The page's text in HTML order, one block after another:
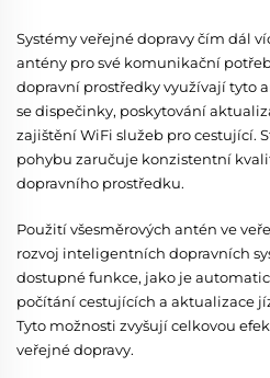
Systémy veřejné dopravy čím dál
antény pro své komunikační
dopravní prostředky využívají tyto
se dispečinky, poskytování
zajištění WiFi služeb pro cestující.
pohybu zaručuje konzistentní
dopravního prostředku.
Použití všesměrových antén ve
rozvoj inteligentních dopravních
dostupné funkce, jako je
počítání cestujících a aktualizace
Tyto možnosti zvyšují celkovou
veřejné dopravy.